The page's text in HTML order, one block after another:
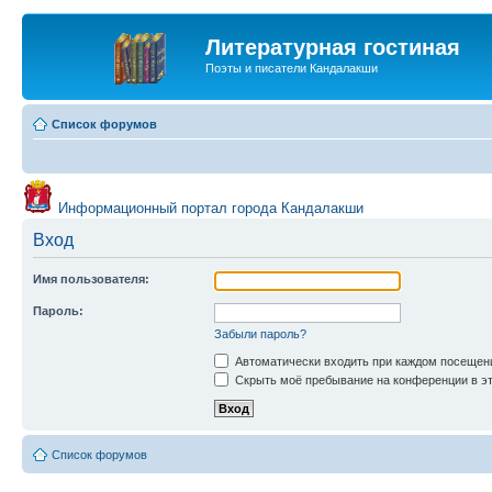
Литературная гостиная
Поэты и писатели Кандалакши
Список форумов
Информационный портал города Кандалакши
Вход
Имя пользователя:
Пароль:
Забыли пароль?
Автоматически входить при каждом
Скрыть моё пребывание на конференции в
Список форумов